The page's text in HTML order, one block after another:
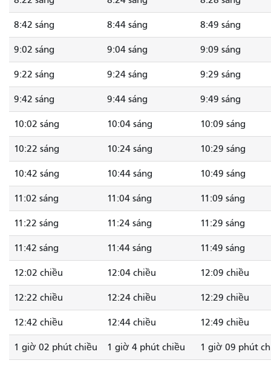
8:42 sáng 8:44 sáng 8:49 sáng
9:02 sáng 9:04 sáng 9:09 sáng
9:22 sáng 9:24 sáng 9:29 sáng
9:42 sáng 9:44 sáng 9:49 sáng
10:02 sáng 10:04 sáng 10:09 sáng
10:22 sáng 10:24 sáng 10:29 sáng
10:42 sáng 10:44 sáng 10:49 sáng
11:02 sáng 11:04 sáng 11:09 sáng
11:22 sáng 11:24 sáng 11:29 sáng
11:42 sáng 11:44 sáng 11:49 sáng
12:02 chiều 12:04 chiều 12:09 chiều
12:22 chiều 12:24 chiều 12:29 chiều
12:42 chiều 12:44 chiều 12:49 chiều
1 giờ 02 phút chiều 1 giờ 4 phút chiều 1 giờ 09 phút